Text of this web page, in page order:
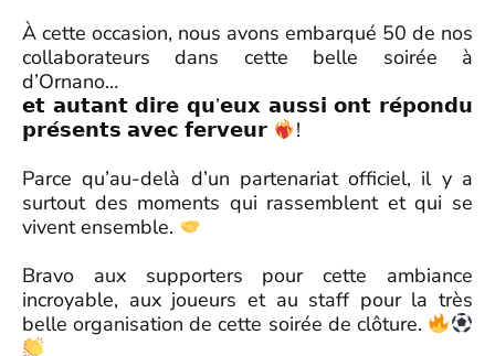
À cette occasion, nous avons embarqué 50 de nos
collaborateurs dans cette belle soirée à
d’Ornano…
𝗲𝘁 𝗮𝘂𝘁𝗮𝗻𝘁 𝗱𝗶𝗿𝗲 𝗾𝘂’𝗲𝘂𝘅 𝗮𝘂𝘀𝘀𝗶 𝗼𝗻𝘁 𝗿𝗲́𝗽𝗼𝗻𝗱𝘂
𝗽𝗿𝗲́𝘀𝗲𝗻𝘁𝘀 𝗮𝘃𝗲𝗰 𝗳𝗲𝗿𝘃𝗲𝘂𝗿
!
Parce qu’au-delà d’un partenariat officiel, il y a
surtout des moments qui rassemblent et qui se
vivent ensemble.
Bravo aux supporters pour cette ambiance
incroyable, aux joueurs et au staff pour la très
belle organisation de cette soirée de clôture.